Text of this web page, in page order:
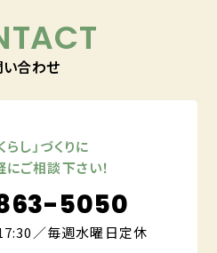
い合わせ
らし」づくりに
ご相談下さい！
5050
／毎週水曜日定休